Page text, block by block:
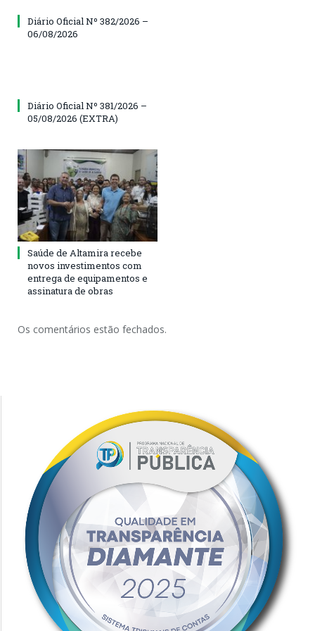
Diário Oficial Nº 382/2026 –
06/08/2026
Diário Oficial Nº 381/2026 –
05/08/2026 (EXTRA)
Saúde de Altamira recebe
novos investimentos com
entrega de equipamentos e
assinatura de obras
Os comentários estão fechados.